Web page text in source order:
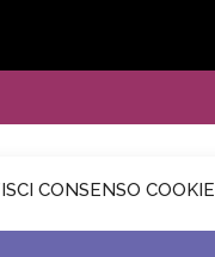
CONSENSO COOKIE